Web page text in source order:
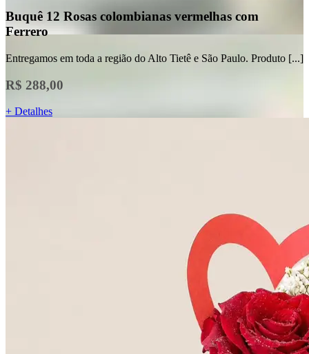
Buquê 12 Rosas colombianas vermelhas com
Ferrero
Entregamos em toda a região do Alto Tietê e São Paulo. Produto [...]
R$ 288,00
+ Detalhes